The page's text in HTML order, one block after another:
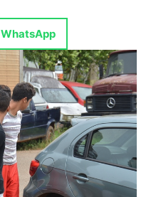
WhatsApp